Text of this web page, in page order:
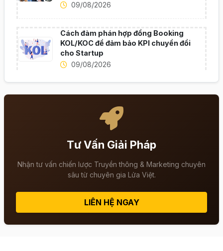
09/08/2026
Cách đàm phán hợp đồng Booking
KOL/KOC để đảm bảo KPI chuyển đổi
cho Startup
09/08/2026
Tư Vấn Giải Pháp
Nhận tư vấn chiến lược Truyền thông & Marketing chuyên
sâu từ chuyên gia Lửa Việt.
LIÊN HỆ NGAY